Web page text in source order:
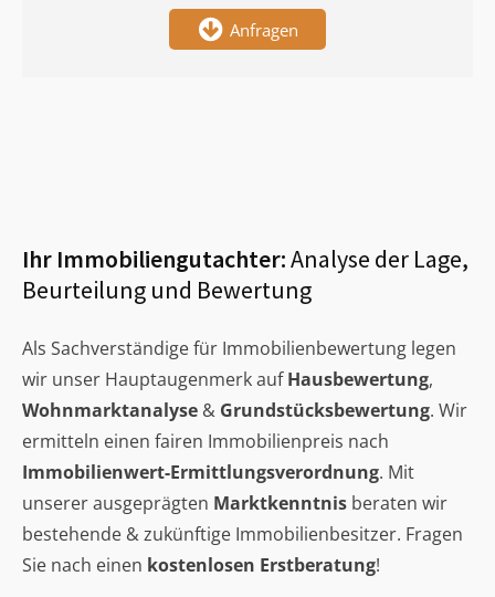
Anfragen
Ihr Immobiliengutachter:Analyse der Lage,
Beurteilung und Bewertung
Als Sachverständige für Immobilienbewertung legen
wir unser Hauptaugenmerk aufHausbewertung,
Wohnmarktanalyse & Grundstücksbewertung. Wir
ermitteln einen fairen Immobilienpreis nach
Immobilienwert-Ermittlungsverordnung. Mit
unserer ausgeprägten Marktkenntnis beraten wir
bestehende & zukünftige Immobilienbesitzer. Fragen
Sie nach einen kostenlosen Erstberatung!